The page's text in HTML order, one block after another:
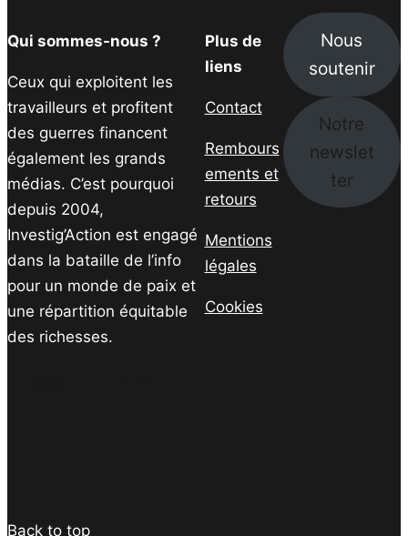
Qui sommes-nous ?
Ceux qui exploitent les
travailleurs et profitent
des guerres financent
également les grands
médias. C’est pourquoi
depuis 2004,
Investig’Action est engagé
dans la bataille de l’info
pour un monde de paix et
une répartition équitable
des richesses.
Plus de
liens
Contact
Rembours
ements et
retours
Mentions
légales
Cookies
Nous
soutenir
Notre
newslet
ter
Back to top